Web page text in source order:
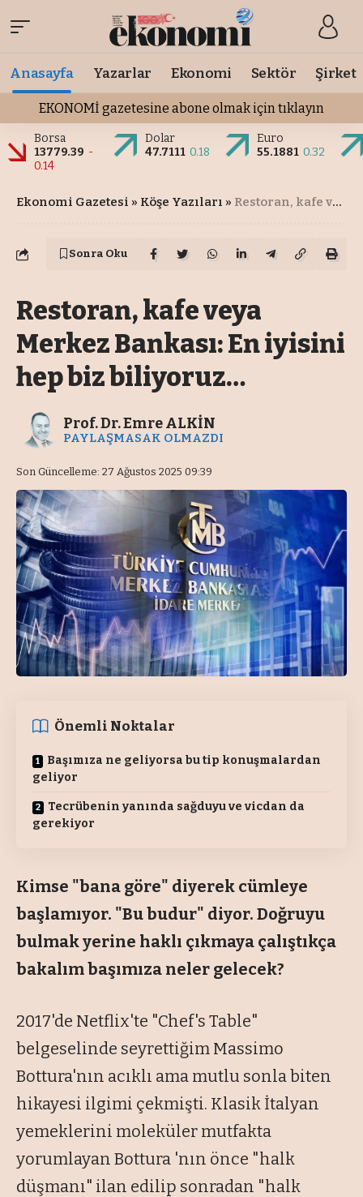
Anasayfa Yazarlar Ekonomi Sektör Şirket
EKONOMİ gazetesine abone olmak için tıklayın
Borsa
13779.39 -
0.14
Dolar
47.7111 0.18
Euro
55.1881 0.32
Ekonomi Gazetesi » Köşe Yazıları » Restoran, kafe veya Merkez Bankası: En iyisini hep biz biliyoruz…
Sonra Oku
Restoran, kafe veya
Merkez Bankası: En iyisini
hep biz biliyoruz…
Son Güncelleme: 27 Ağustos 2025 09:39
Prof. Dr. Emre ALKİN
PAYLAŞMASAK OLMAZDI
Önemli Noktalar
Başımıza ne geliyorsa bu tip konuşmalardan
geliyor
Tecrübenin yanında sağduyu ve vicdan da
gerekiyor
Kimse "bana göre" diyerek cümleye
başlamıyor. "Bu budur" diyor. Doğruyu
bulmak yerine haklı çıkmaya çalıştıkça
bakalım başımıza neler gelecek?
2017'de Netflix'te "Chef's Table"
belgeselinde seyrettiğim Massimo
Bottura'nın acıklı ama mutlu sonla biten
hikayesi ilgimi çekmişti. Klasik İtalyan
yemeklerini moleküler mutfakta
yorumlayan Bottura 'nın önce "halk
düşmanı" ilan edilip sonradan "halk